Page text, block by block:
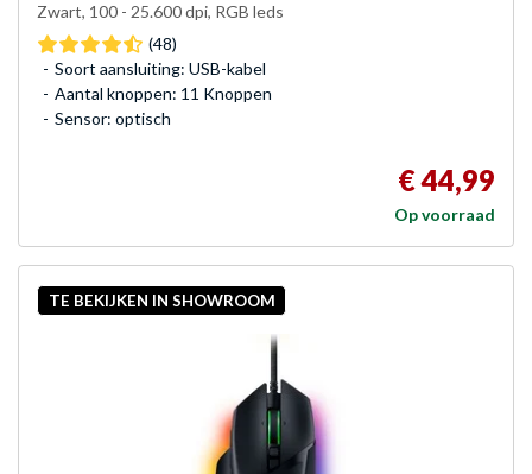
Zwart, 100 - 25.600 dpi, RGB leds
(48)
Soort aansluiting: USB-kabel
Aantal knoppen: 11 Knoppen
Sensor: optisch
€ 44,99
Op voorraad
TE BEKIJKEN IN SHOWROOM